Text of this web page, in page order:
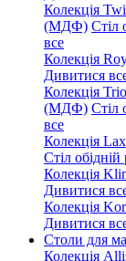
Колекція
(МДФ) Стіл
все
Колекція
Дивитися
Колекція
(МДФ) Стіл
все
Колекція
Стіл
Колекція
Дивитися
Колекція
Дивитися
Столи для
Колекція